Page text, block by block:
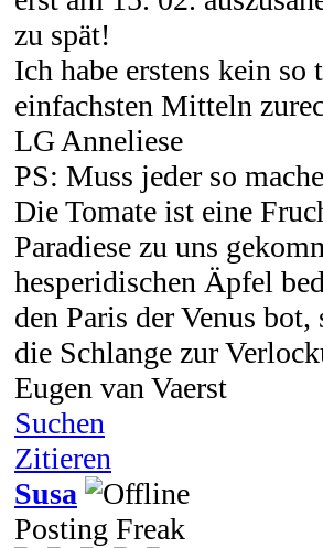
zu spät!
Ich habe erstens kein
einfachsten Mitteln
LG Anneliese
PS: Muss jeder so
Die Tomate ist eine
Paradiese zu uns
hesperidischen Äpfel
den Paris der Venus
die Schlange zur
Eugen van Vaerst
Suchen
Zitieren
Susa
Posting Freak